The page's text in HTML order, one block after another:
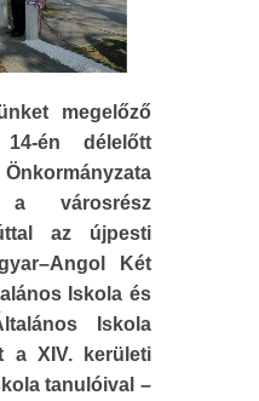
megelőző
én délelőtt
a városrész
az újpesti
Két
Iskola és
Iskola
a XIV. kerületi
tanulóival –